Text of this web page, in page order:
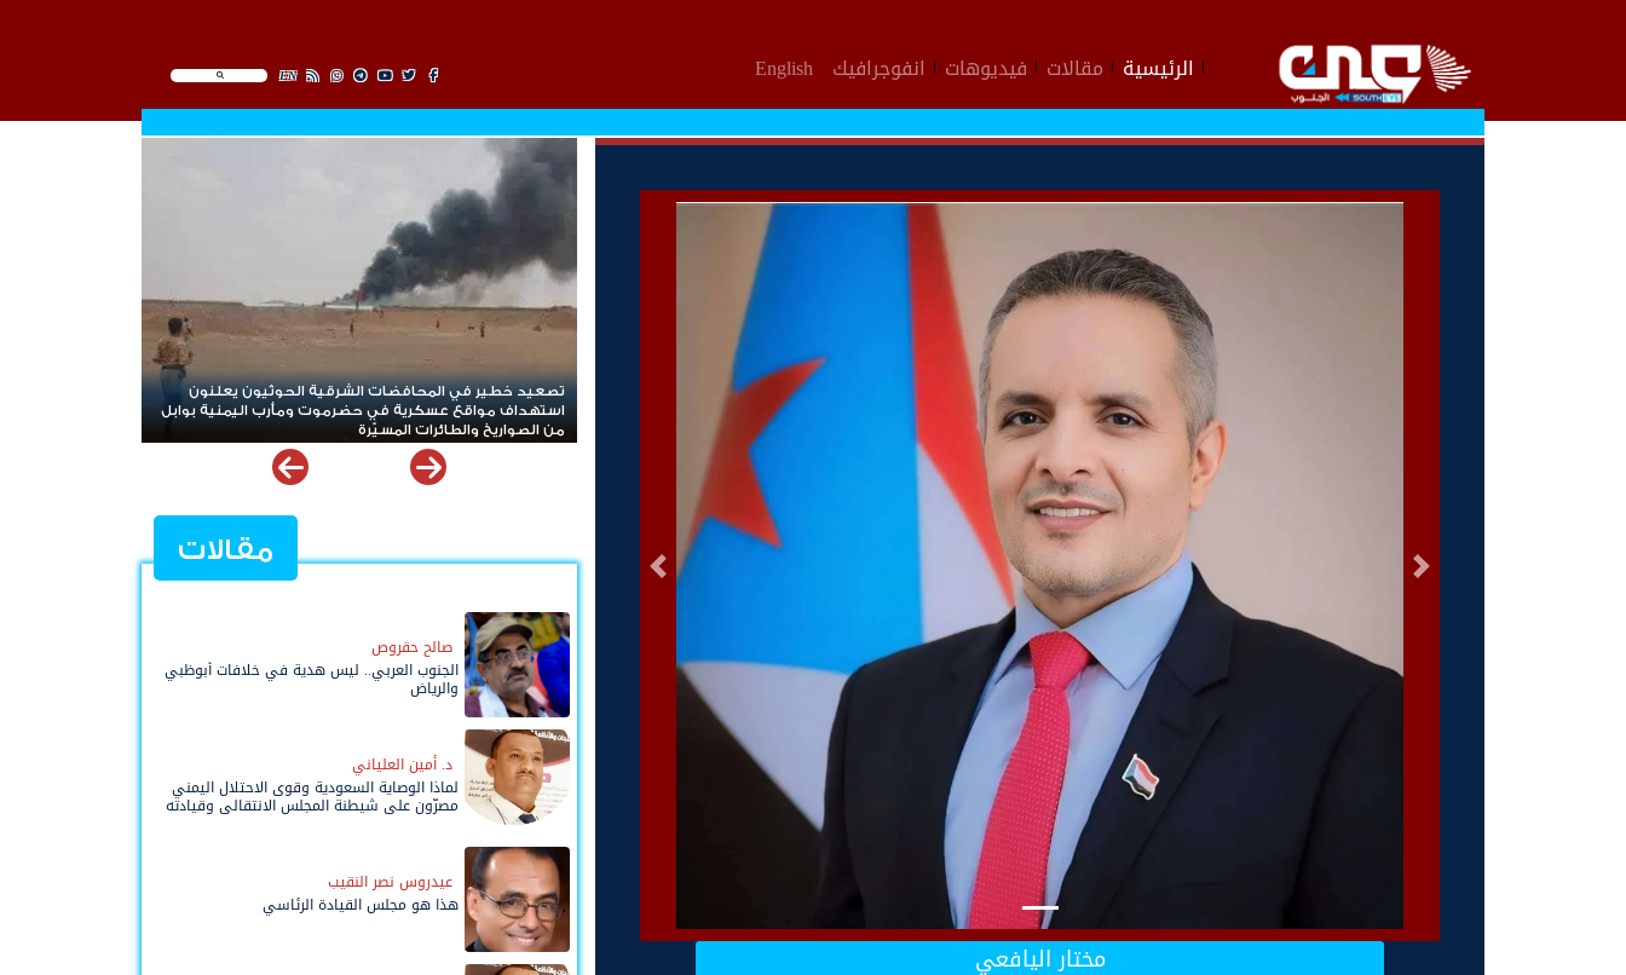
EN الرئيسية مقالات فيديوهات انفوجرافيك English
التالى السابق
مختار اليافعي
*ردود باهتة للشرعية والتحالف أمام الهجوم الحوثي الدامي
في مأرب وحضرموت*
مقالات
صالح حقروص
الجنوب العربي.. ليس هدية في خلافات أبوظبي
والرياض
د. أمين العلياني
لماذا الوصاية السعودية وقوى الاحتلال اليمني
مصرّون على شيطنة المجلس الانتقالي وقيادته
المفوضة وحواضنه الشعبية؟
عيدروس نصر النقيب
هذا هو مجلس القيادة الرئاسي